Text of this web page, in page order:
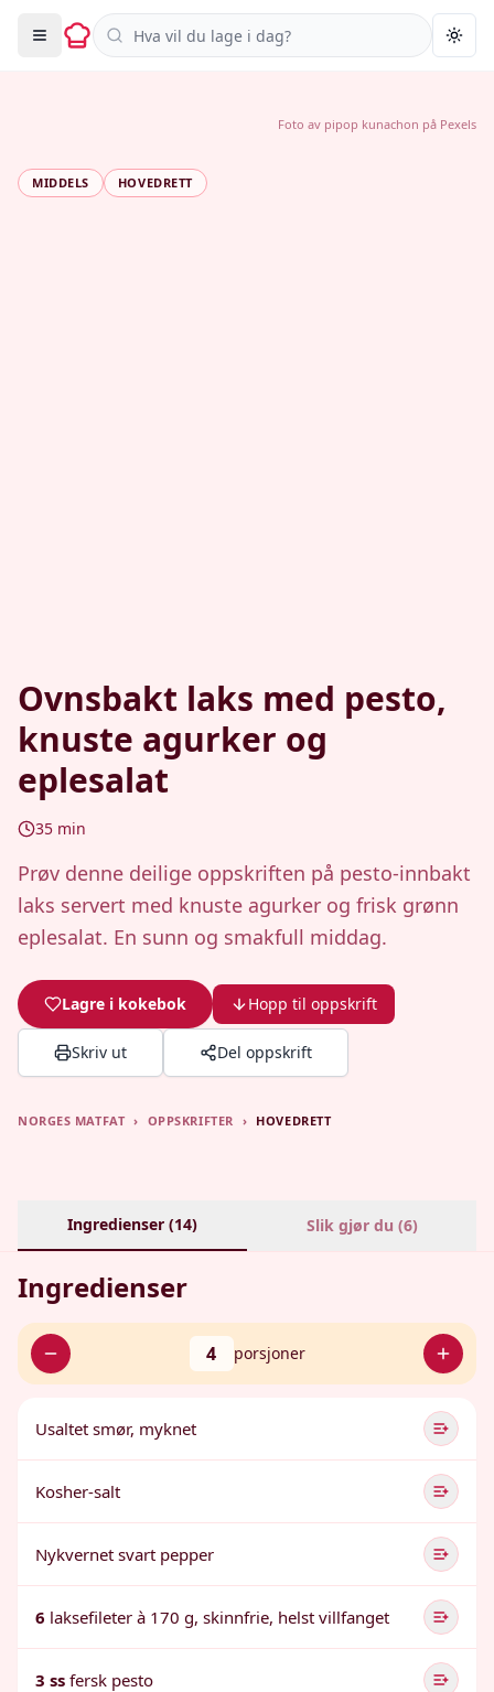
Søk i oppskrifter
MIDDELS HOVEDRETT
Ovnsbakt laks med pesto,
knuste agurker og
eplesalat
35 min
Prøv denne deilige oppskriften på pesto-innbakt
laks servert med knuste agurker og frisk grønn
eplesalat. En sunn og smakfull middag.
Lagre i kokebok Hopp til oppskrift
Skriv ut Del oppskrift
Foto av pipop kunachon på Pexels
NORGES MATFAT › OPPSKRIFTER › HOVEDRETT
Ingredienser (14) Slik gjør du (6)
Ingredienser
4 porsjoner
Usaltet smør, myknet
Kosher-salt
Nykvernet svart pepper
6 laksefileter à 170 g, skinnfrie, helst villfanget
3 ss fersk pesto